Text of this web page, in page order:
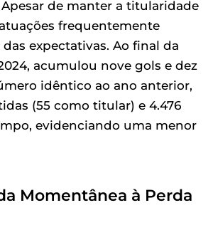
de manter a titularidade
frequentemente
expectativas. Ao final da
acumulou nove gols e dez
idêntico ao ano anterior,
(55 como titular) e 4.476
evidenciando uma menor
Momentânea à Perda